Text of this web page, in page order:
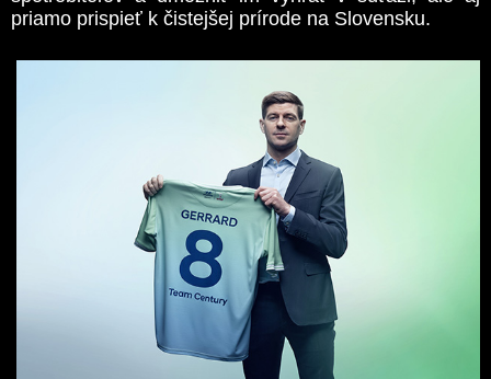
priamo prispieť k čistejšej prírode na Slovensku.